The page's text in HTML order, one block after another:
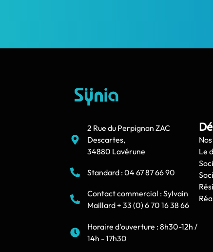
2 Rue du Perpignan ZAC
Descartes,
34880 Lavérune
Standard : 04 67 87 66 90
Contact commercial : Sylvain
Maillard + 33 (0) 6 70 16 38 66
Horaire d'ouverture : 8h30-12h /
14h - 17h30
Le